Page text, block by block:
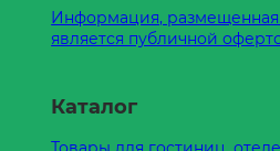
Информация, размещенная
является публичной
Каталог